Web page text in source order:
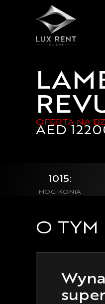
OFERTA NA
AED
1015:
MOC KONIA
2025:
O TYM